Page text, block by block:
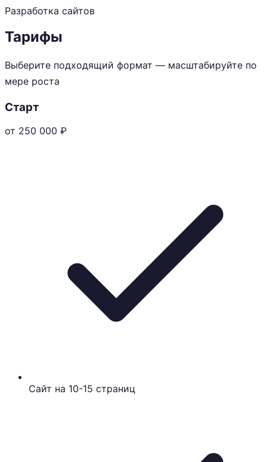
Разработка сайтов
Тарифы
Выберите подходящий формат — масштабируйте по
мере роста
Старт
от 250 000 ₽
Сайт на 10-15 страниц